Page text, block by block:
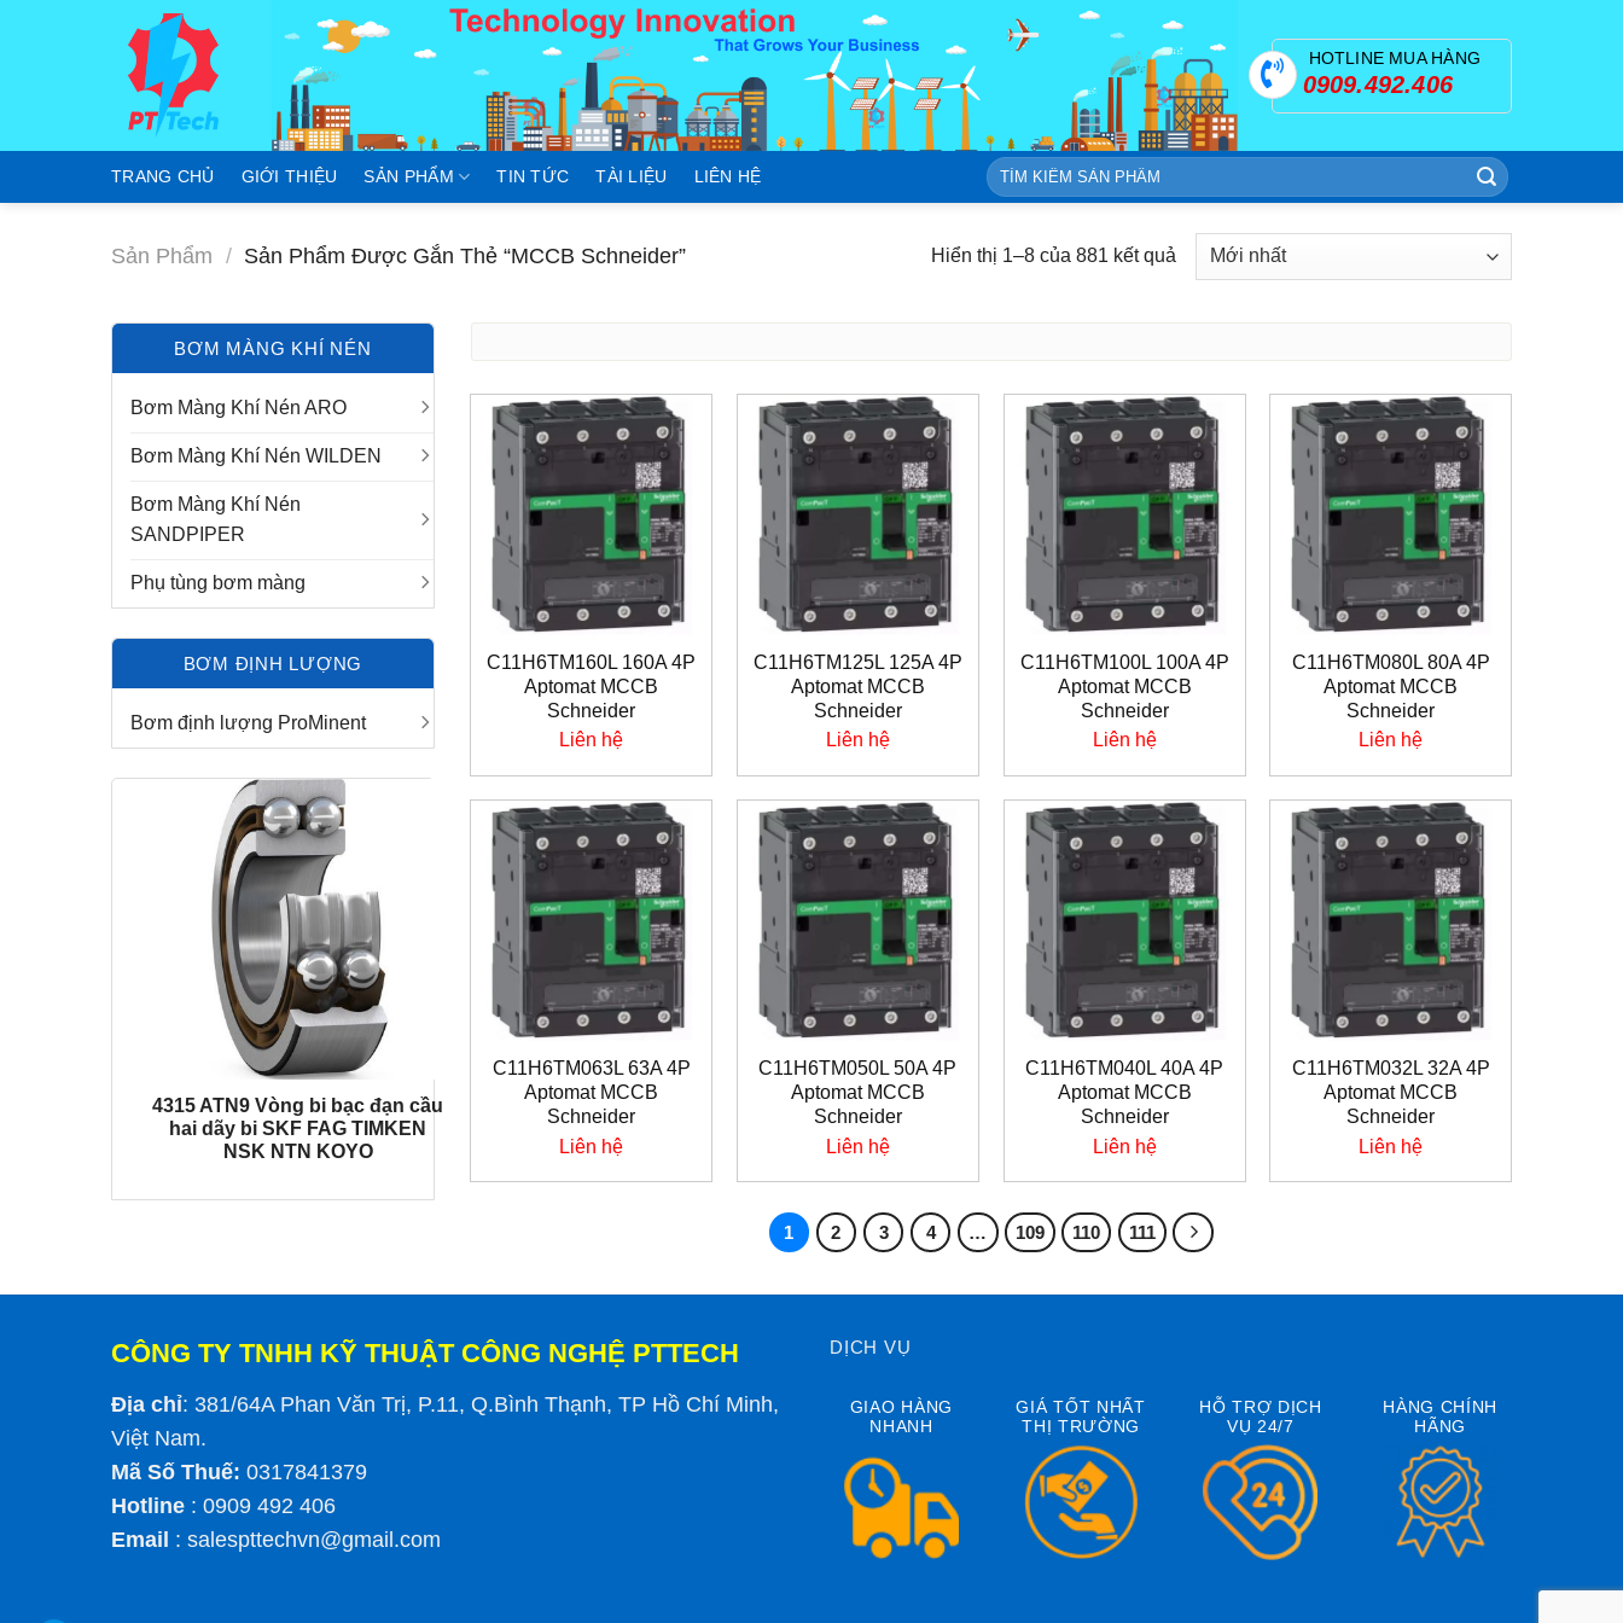
HOTLINE MUA HÀNG
0909.492.406
TRANG CHỦ GIỚI THIỆU SẢN PHẨM TIN TỨC TÀI LIỆU LIÊN HỆ
Tìm
kiếm:
Sản Phẩm / Sản Phẩm Được Gắn Thẻ “MCCB Schneider” Hiển thị 1–8 của 881 kết quả
BƠM MÀNG KHÍ NÉN
Bơm Màng Khí Nén ARO
Bơm Màng Khí Nén WILDEN
Bơm Màng Khí Nén
SANDPIPER
Phụ tùng bơm màng
BƠM ĐỊNH LƯỢNG
Bơm định lượng ProMinent
4315 ATN9 Vòng bi bạc đạn cầu
hai dãy bi SKF FAG TIMKEN
NSK NTN KOYO
C11H6TM160L 160A 4P
Aptomat MCCB
Schneider
Liên hệ
C11H6TM125L 125A 4P
Aptomat MCCB
Schneider
Liên hệ
C11H6TM100L 100A 4P
Aptomat MCCB
Schneider
Liên hệ
C11H6TM080L 80A 4P
Aptomat MCCB
Schneider
Liên hệ
C11H6TM063L 63A 4P
Aptomat MCCB
Schneider
Liên hệ
C11H6TM050L 50A 4P
Aptomat MCCB
Schneider
Liên hệ
C11H6TM040L 40A 4P
Aptomat MCCB
Schneider
Liên hệ
C11H6TM032L 32A 4P
Aptomat MCCB
Schneider
Liên hệ
1 2 3 4 … 109 110 111
CÔNG TY TNHH KỸ THUẬT CÔNG NGHỆ PTTECH
Địa chỉ: 381/64A Phan Văn Trị, P.11, Q.Bình Thạnh, TP Hồ Chí Minh,
Việt Nam.
Mã Số Thuế: 0317841379
Hotline : 0909 492 406
Email : salespttechvn@gmail.com
DỊCH VỤ
GIAO HÀNG
NHANH
GIÁ TỐT NHẤT
THỊ TRƯỜNG
HỖ TRỢ DỊCH
VỤ 24/7
HÀNG CHÍNH
HÃNG